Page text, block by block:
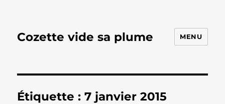
Cozette vide sa plume MENU
Étiquette :7 janvier 2015